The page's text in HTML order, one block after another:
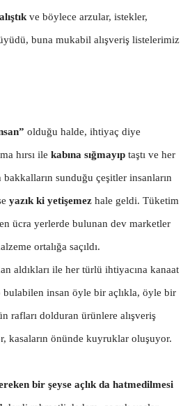
ve böylece arzular, istekler,
buna mukabil alışveriş listelerimiz
olduğu halde, ihtiyaç diye
hırsı ile kabına sığmayıp taştı ve her
sunduğu çeşitler insanların
yazık ki yetişemez hale geldi. Tüketim
en ücra yerlerde bulunan dev marketler
ortalığa saçıldı.
aldıkları ile her türlü ihtiyacına kanaat
insan öyle bir açlıkla, öyle bir
rafları dolduran ürünlere alışveriş
kasaların önünde kuyruklar oluşuyor.
bir şeyse açlık da hatmedilmesi